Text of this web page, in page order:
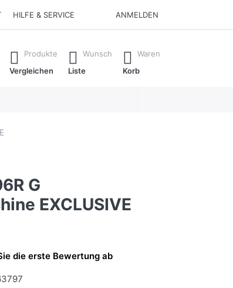
HILFE & SERVICE ANMELDEN
Ergebnisse. Drücken Sie die Eingabetaste, um alle
Produkte
Vergleichen
Wunsch
Liste
Waren
Korb
G
EXCLUSIVE
die erste Bewertung ab